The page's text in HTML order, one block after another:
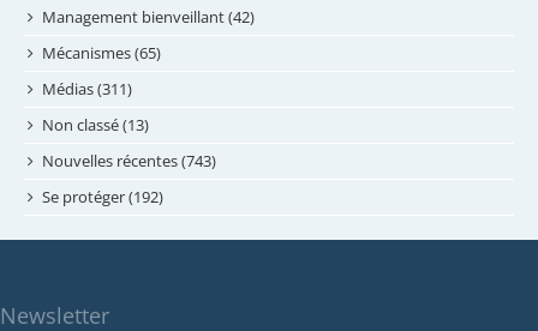
avril 2024
février 2024
janvier 2024
novembre 2023
octobre 2023
septembre 2023
mars 2023
Management bienveillant (42)
Mécanismes (65)
Médias (311)
Non classé (13)
Nouvelles récentes (743)
Se protéger (192)
Newsletter